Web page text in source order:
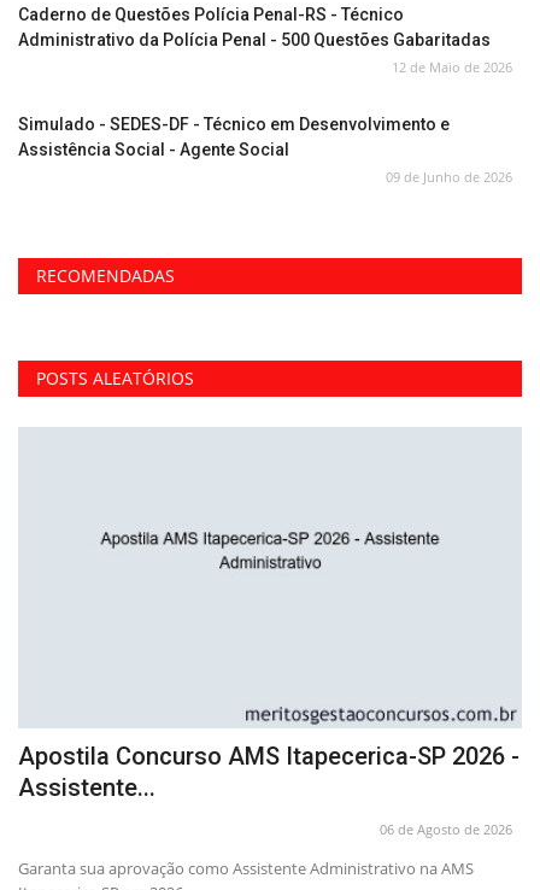
Caderno de Questões Polícia Penal-RS - Técnico
Administrativo da Polícia Penal - 500 Questões Gabaritadas
12 de Maio de 2026
Simulado - SEDES-DF - Técnico em Desenvolvimento e
Assistência Social - Agente Social
09 de Junho de 2026
RECOMENDADAS
POSTS ALEATÓRIOS
Apostila Concurso AMS Itapecerica-SP 2026 -
Assistente...
06 de Agosto de 2026
Garanta sua aprovação como Assistente Administrativo na AMS